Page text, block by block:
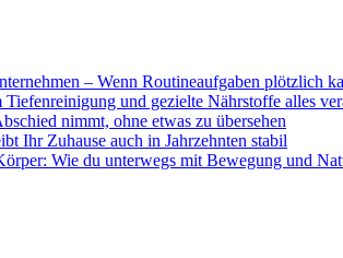
– Wenn Routineaufgaben plötzlich
und gezielte Nährstoffe alles
nimmt, ohne etwas zu übersehen
Ihr Zuhause auch in Jahrzehnten stabil
Wie du unterwegs mit Bewegung und